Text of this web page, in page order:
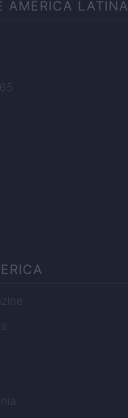
AMERICA LATINA